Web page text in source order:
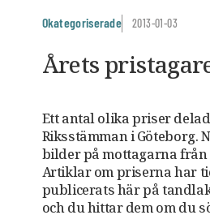
Okategoriserade 2013-01-03
Årets
Ett antal olika priser
Riksstämman i Göteborg.
bilder på mottagarna
Artiklar om priserna har
publicerats här på
och du hittar dem om du